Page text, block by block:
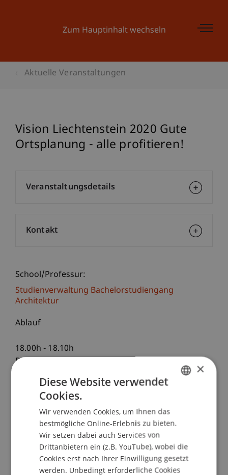
Zum Hauptinhalt wechseln
Aktuelle Veranstaltungen
Vision Liechtenstein 2020 Gute
Ortsplanung - alle profitieren!
School/Professur:
Studienverwaltung Bachelorstudiengang
Architektur
Ablauf
18.00h - 18.10h
Begrüssung und Einführung
Prof. Peter Droege, Universität Liechtenstein
18.10h - 18.30h
Nutzen für die Bürger: Mehr Lebensqualität
Erfolgreiche Ortsentwicklung in bayerischen
Gemeinden
Sidonie Bilger-Wölpert
SBS-Planungsgemeinschaft, München
Veranstaltungsdetails
Kontakt
×
Diese Website verwendet
Cookies.
Wir verwenden Cookies, um Ihnen das
bestmögliche Online-Erlebnis zu bieten.
Wir setzen dabei auch Services von
Drittanbietern ein (z.B. YouTube), wobei die
Cookies erst nach Ihrer Einwilligung gesetzt
werden. Unbedingt erforderliche Cookies